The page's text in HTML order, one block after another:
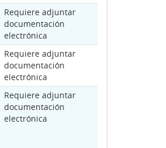
Requiere adjuntar
documentación
electrónica
Requiere adjuntar
documentación
electrónica
Requiere adjuntar
documentación
electrónica